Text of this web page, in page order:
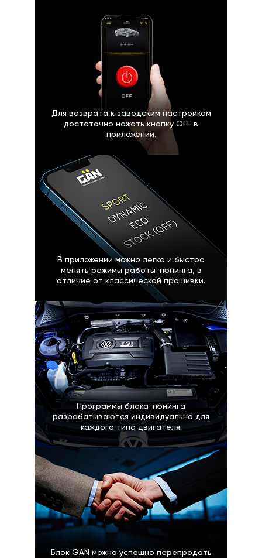
Для возврата к заводским настройкам
достаточно нажать кнопку OFF в
приложении.
В приложении можно легко и быстро
менять режимы работы тюнинга, в
отличие от классической прошивки.
Программы блока тюнинга
разрабатываются индивидуально для
каждого типа двигателя.
Блок GAN можно успешно перепродать